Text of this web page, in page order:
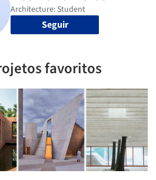
Seguir
favoritos